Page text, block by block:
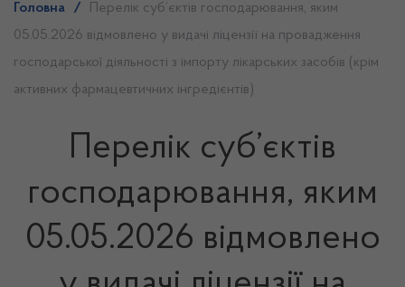
Головна /
Перелік суб’єктів господарювання, яким
05.05.2026 відмовлено у видачі ліцензії на провадження
господарської діяльності з імпорту лікарських засобів (крім
активних фармацевтичних інгредієнтів)
Перелік суб’єктів
господарювання, яким
05.05.2026 відмовлено